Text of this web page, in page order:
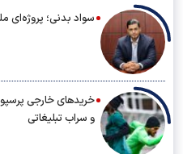
سواد بدنی؛ پروژه‌ای
خریدهای خارجی
و سراب تبلیغاتی